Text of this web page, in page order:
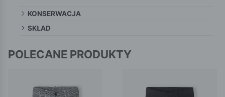
KONSERWACJA
SKŁAD
POLECANE PRODUKTY